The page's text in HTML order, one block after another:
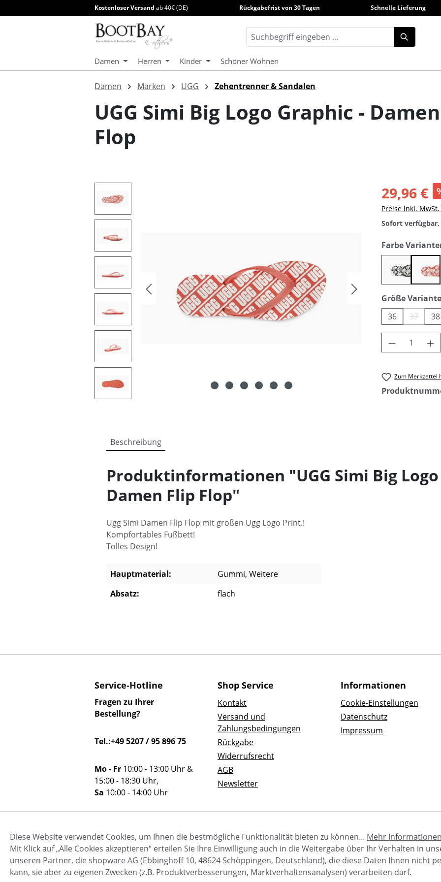
Zur Hauptnavigation springen
Kostenloser Versand ab 40€ (DE) Rückgabefrist von 30 Tagen Schnelle Lieferung
Damen Herren Kinder Schöner Wohnen
Damen Marken UGG Zehentrenner & Sandalen
UGG Simi Big Logo Graphic -
Flop
29,96 €
Preise inkl.
Sofort
Farbe
black pop
Größe
36
37(Diese38
Produkt
Zum Merkzettel
Beschreibung
Produktinformationen "UGG Simi Big
Damen Flip Flop"
Ugg Simi Damen Flip Flop mit großen Ugg Logo Print.!
Kompfortables Fußbett!
Tolles Design!
Hauptmaterial:
Gummi, Weitere
Absatz:
flach
Service-Hotline
Fragen zu Ihrer
Bestellung?
Tel.:+49 5207 / 95 896 75
Mo - Fr 10:00 - 13:00 Uhr &
15:00 - 18:30 Uhr,
Sa 10:00 - 14:00 Uhr
Kontaktformular.
Shop Service
Kontakt
Versand und
Zahlungsbedingungen
Rückgabe
Widerrufsrecht
AGB
Newsletter
Informationen
Cookie-Einstellungen
Datenschutz
Impressum
Diese Website verwendet Cookies, um Ihnen die bestmögliche Funktionalität bieten zu können... Mehr Informationen
Mit Klick auf „Alle Cookies akzeptieren“ erteilen Sie Ihre Einwilligung auch in die Weitergabe über Ihr Verhalten in
unseren Partner, die shopware AG (Ebbinghoff 10, 48624 Schöppingen, Deutschland), die diese Daten Ihnen nicht
kann, sie aber zu eigenen Zwecken (z.B. Produktverbesserungen, Marktverhaltensanalysen) verarbeiten darf.